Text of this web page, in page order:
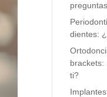
dientes:
brackets:
ti?